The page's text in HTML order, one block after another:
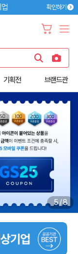
확인하기
기획전 브랜드관
6/8